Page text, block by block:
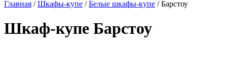
Главная /Шкафы-купе /Белые шкафы-купе / Барстоу
Шкаф-купе Барстоу